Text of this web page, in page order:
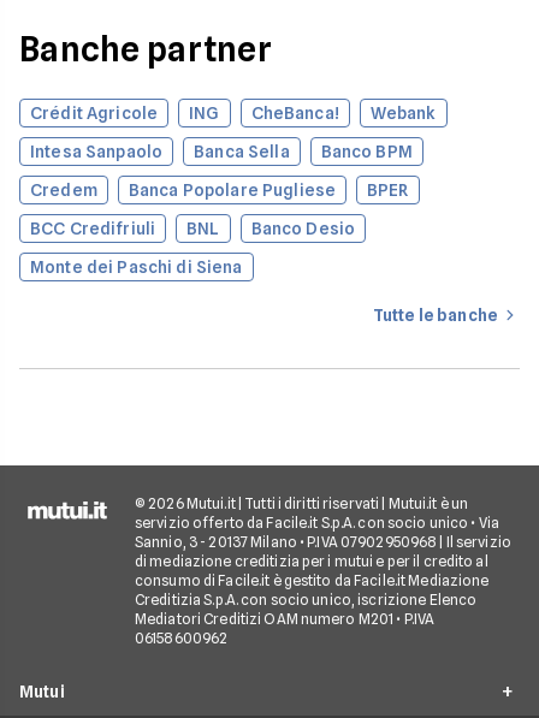
Banche partner
Crédit Agricole ING CheBanca!
Webank
Intesa Sanpaolo
Banca Sella
Banco BPM
Credem
Banca Popolare Pugliese
BPER
BCC Credifriuli
BNL
Banco Desio
Monte dei Paschi di Siena
Tutte le banche
© 2026 Mutui.it | Tutti i diritti riservati | Mutui.it è un
servizio offerto da Facile.it S.p.A. con socio unico • Via
Sannio, 3 - 20137 Milano • P.IVA 07902950968 | Il servizio
di mediazione creditizia per i mutui e per il credito al
consumo di Facile.it è gestito da Facile.it Mediazione
Creditizia S.p.A. con socio unico, iscrizione Elenco
Mediatori Creditizi OAM numero M201 • P.IVA
06158600962
Mutui